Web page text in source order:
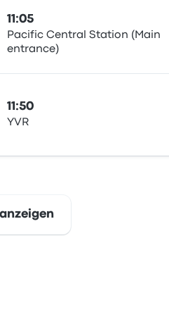
11:05
Pacific Central Station (Main
entrance)
11:50
YVR